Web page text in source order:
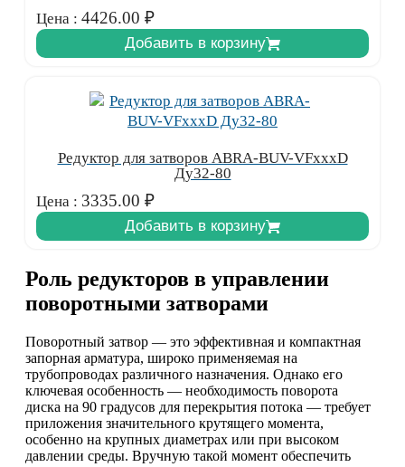
Цена : 4426.00 ₽
Добавить в корзину
Редуктор для затворов ABRA-BUV-VFxxxD
Ду32-80
Цена : 3335.00 ₽
Добавить в корзину
Роль редукторов в управлении
поворотными затворами
Поворотный затвор — это эффективная и компактная
запорная арматура, широко применяемая на
трубопроводах различного назначения. Однако его
ключевая особенность — необходимость поворота
диска на 90 градусов для перекрытия потока — требует
приложения значительного крутящего момента,
особенно на крупных диаметрах или при высоком
давлении среды. Вручную такой момент обеспечить